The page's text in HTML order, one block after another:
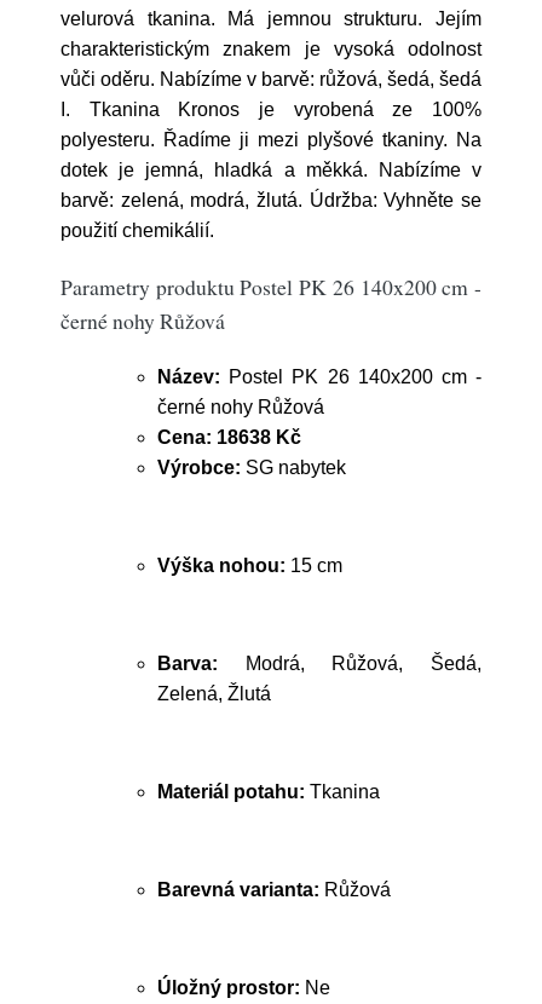
velurová tkanina. Má jemnou strukturu. Jejím
charakteristickým znakem je vysoká odolnost
vůči oděru. Nabízíme v barvě: růžová, šedá, šedá
I. Tkanina Kronos je vyrobená ze 100%
polyesteru. Řadíme ji mezi plyšové tkaniny. Na
dotek je jemná, hladká a měkká. Nabízíme v
barvě: zelená, modrá, žlutá. Údržba: Vyhněte se
použití chemikálií.
Parametry produktu Postel PK 26 140x200 cm -
černé nohy Růžová
Název: Postel PK 26 140x200 cm -
černé nohy Růžová
Cena: 18638 Kč
Výrobce: SG nabytek
Výška nohou: 15 cm
Barva: Modrá, Růžová, Šedá,
Zelená, Žlutá
Materiál potahu: Tkanina
Barevná varianta: Růžová
Úložný prostor: Ne